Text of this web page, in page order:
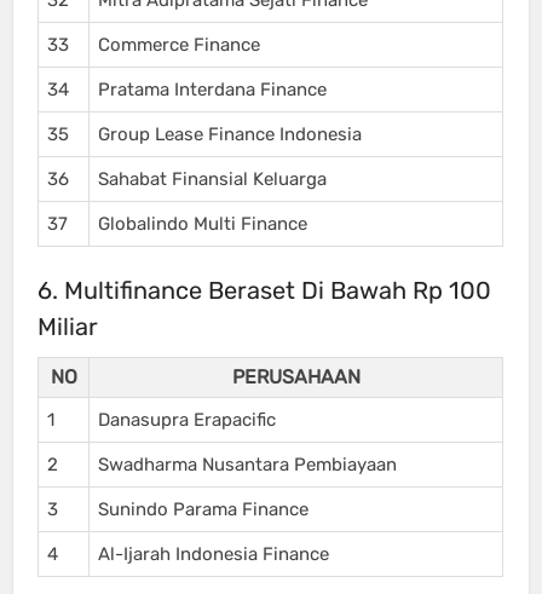
33 Commerce Finance
34 Pratama Interdana Finance
35 Group Lease Finance Indonesia
36 Sahabat Finansial Keluarga
37 Globalindo Multi Finance
6. Multifinance Beraset Di Bawah Rp 100
Miliar
NO PERUSAHAAN
1 Danasupra Erapacific
2 Swadharma Nusantara Pembiayaan
3 Sunindo Parama Finance
4 Al-Ijarah Indonesia Finance